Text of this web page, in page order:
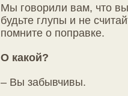
Мы говорили вам, что
будьте глупы и не
помните о поправке.
О какой?
– Вы забывчивы.